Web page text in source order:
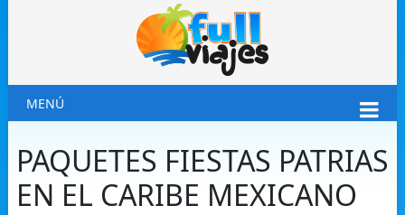
MENÚ
PAQUETES FIESTAS PATRIAS
EN EL CARIBE MEXICANO